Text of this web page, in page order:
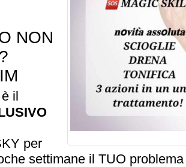
NON
è il
per
settimane il TUO